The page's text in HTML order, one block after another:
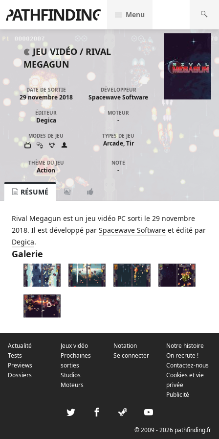
PATHFINDING Menu
JEU VIDÉO / RIVAL
MEGAGUN
DATE DE SORTIE
29 novembre 2018
DÉVELOPPEUR
Spacewave Software
ÉDITEUR
Degica
MOTEUR
-
MODES DE JEU TYPES DE JEU
Arcade, Tir
THÈME DU JEU
Action
NOTE
-
RÉSUMÉ
Rival Megagun est un jeu vidéo PC sorti le 29 novembre
2018. Il est développé par Spacewave Software et édité par
Degica.
Galerie
Actualité
Tests
Previews
Dossiers
Jeux vidéo
Prochaines
sorties
Studios
Moteurs
Notation
Se connecter
Notre histoire
On recrute !
Contactez-nous
Cookies et vie
privée
Publicité
© 2009 - 2026 pathfinding.fr